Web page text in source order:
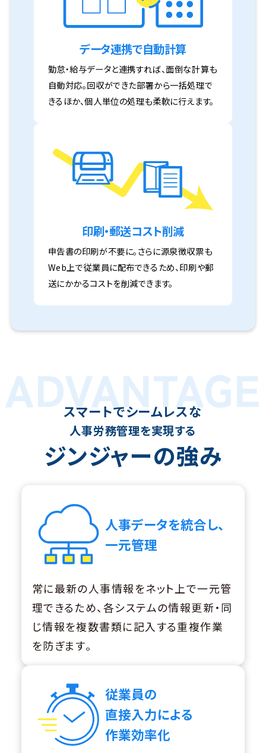
データ連携で自動計算
勤怠・給与データと連携すれば、面倒な計算も
自動対応。回収ができた部署から一括処理で
きるほか、個人単位の処理も柔軟に行えます。
印刷・郵送コスト削減
申告書の印刷が不要に。さらに源泉徴収票も
Web上で従業員に配布できるため、印刷や郵
送にかかるコストを削減できます。
ADVANTAGE
スマートでシームレスな
人事労務管理を実現する
ジンジャーの強み
人事データを統合し、
一元管理
常に最新の人事情報をネット上で一元管
理できるため、各システムの情報更新・同
じ情報を複数書類に記入する重複作業
を防ぎます。
従業員の
直接入力による
作業効率化